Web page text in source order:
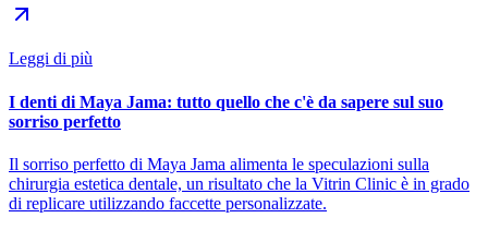
Leggi di più
I denti di Maya Jama: tutto quello che c'è da sapere sul suo
sorriso perfetto
Il sorriso perfetto di Maya Jama alimenta le speculazioni sulla
chirurgia estetica dentale, un risultato che la Vitrin Clinic è in grado
di replicare utilizzando faccette personalizzate.